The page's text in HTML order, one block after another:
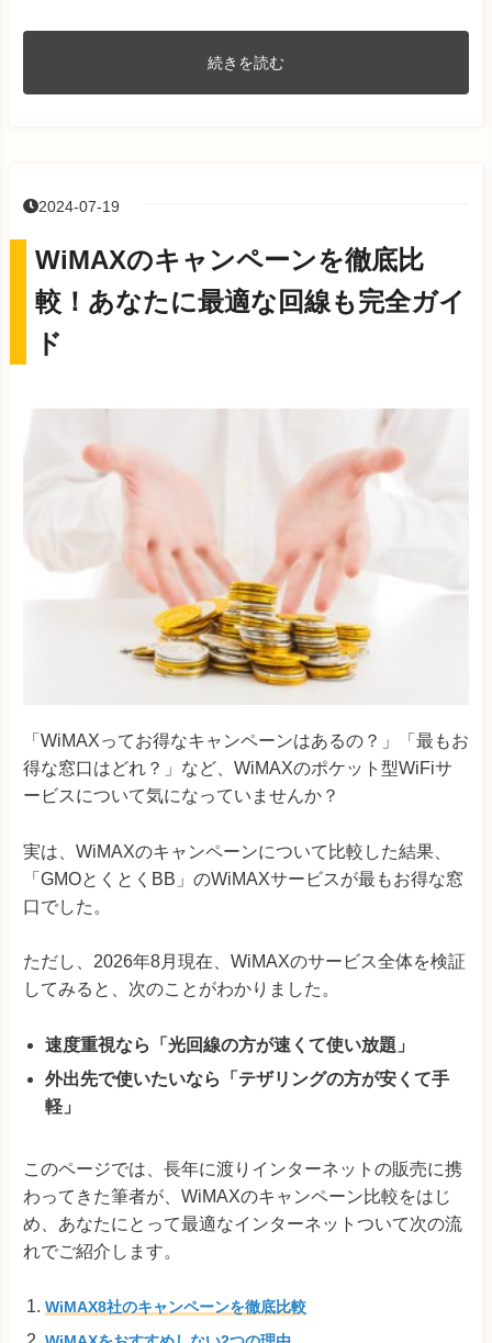
続きを読む
2024-07-19
WiMAXのキャンペーンを徹底比
較！あなたに最適な回線も完全ガイ
ド
「WiMAXってお得なキャンペーンはあるの？」「最もお
得な窓口はどれ？」など、WiMAXのポケット型WiFiサ
ービスについて気になっていませんか？
実は、WiMAXのキャンペーンについて比較した結果、
「GMOとくとくBB」のWiMAXサービスが最もお得な窓
口でした。
ただし、2026年8月現在、WiMAXのサービス全体を検証
してみると、次のことがわかりました。
速度重視なら「光回線の方が速くて使い放題」
外出先で使いたいなら「テザリングの方が安くて手
軽」
このページでは、長年に渡りインターネットの販売に携
わってきた筆者が、WiMAXのキャンペーン比較をはじ
め、あなたにとって最適なインターネットついて次の流
れでご紹介します。
WiMAX8社のキャンペーンを徹底比較